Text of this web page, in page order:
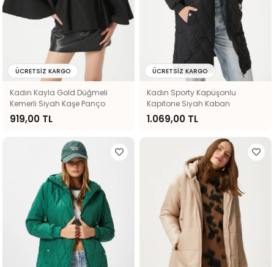
Kadın Kayla Gold Düğmeli
Kemerli Siyah Kaşe Panço
919,00 TL
ÜCRETSIZ KARGO
Kadın Sporty Kapüşonlu
Kapitone Siyah Kaban
1.069,00 TL
ÜCRETSIZ KARGO